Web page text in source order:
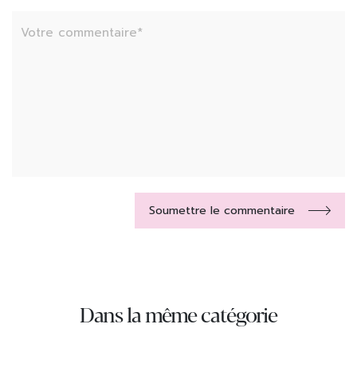
Soumettre le commentaire
Dans la même catégorie